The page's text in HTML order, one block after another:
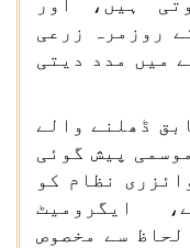
ہیں، اور
روزمرہ زرعی
میں مدد دیتی
ڈھلنے والے
پیش گوئی
نظام کو
ایگرومیٹ
لحاظ سے مخصوص